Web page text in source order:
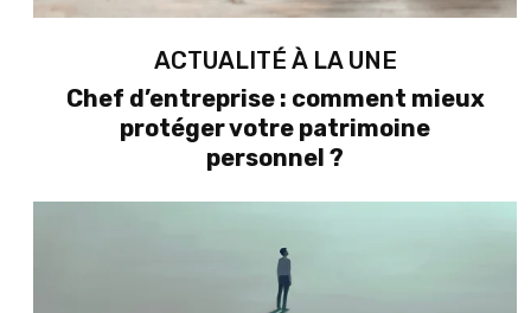
ACTUALITÉ À LA UNE
Chef d’entreprise : comment mieux
protéger votre patrimoine
personnel ?